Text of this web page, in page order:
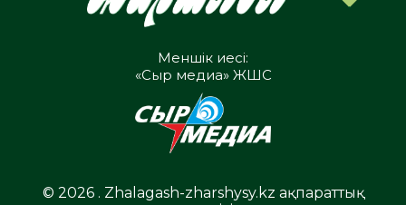
Меншік иесі:
«Сыр медиа» ЖШС
© 2026 . Zhalagash-zharshysy.kz ақпараттық